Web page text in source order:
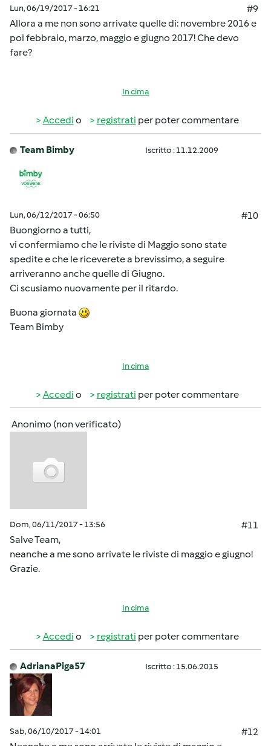
Lun, 06/19/2017 - 16:21
#9
Allora a me non sono arrivate quelle di: novembre 2016 e
poi febbraio, marzo, maggio e giugno 2017! Che devo
fare?
In cima
Accedi o registrati per poter commentare
Team Bimby Iscritto : 11.12.2009
Lun, 06/12/2017 - 06:50
#10
Buongiorno a tutti,
vi confermiamo che le riviste di Maggio sono state
spedite e che le riceverete a brevissimo, a seguire
arriveranno anche quelle di Giugno.
Ci scusiamo nuovamente per il ritardo.
Buona giornata
Team Bimby
In cima
Accedi o registrati per poter commentare
Anonimo (non verificato)
Dom, 06/11/2017 - 13:56
#11
Salve Team,
neanche a me sono arrivate le riviste di maggio e giugno!
Grazie.
In cima
Accedi o registrati per poter commentare
AdrianaPiga57 Iscritto : 15.06.2015
Sab, 06/10/2017 - 14:01
#12